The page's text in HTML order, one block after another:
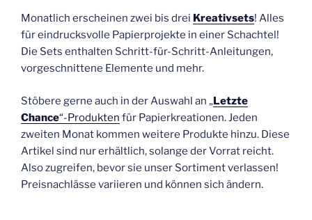
Monatlich erscheinen zwei bis drei Kreativsets! Alles
für eindrucksvolle Papierprojekte in einer Schachtel!
Die Sets enthalten Schritt-für-Schritt-Anleitungen,
vorgeschnittene Elemente und mehr.
Stöbere gerne auch in der Auswahl an „Letzte
Chance“-Produkten für Papierkreationen. Jeden
zweiten Monat kommen weitere Produkte hinzu. Diese
Artikel sind nur erhältlich, solange der Vorrat reicht.
Also zugreifen, bevor sie unser Sortiment verlassen!
Preisnachlässe variieren und können sich ändern.